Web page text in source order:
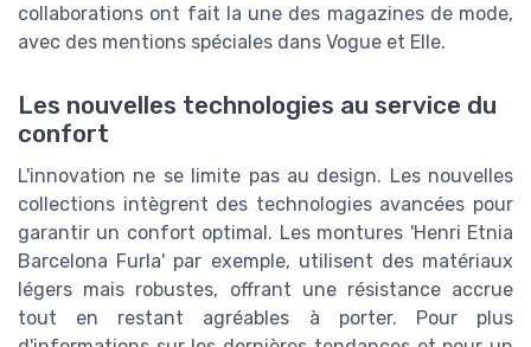
collaborations ont fait la une des magazines de mode,
avec des mentions spéciales dans Vogue et Elle.
Les nouvelles technologies au service du
confort
L'innovation ne se limite pas au design. Les nouvelles
collections intègrent des technologies avancées pour
garantir un confort optimal. Les montures 'Henri Etnia
Barcelona Furla' par exemple, utilisent des matériaux
légers mais robustes, offrant une résistance accrue
tout en restant agréables à porter. Pour plus